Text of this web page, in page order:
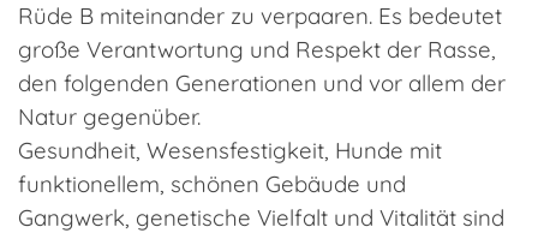
Rüde B miteinander zu verpaaren. Es bedeutet
große Verantwortung und Respekt der Rasse,
den folgenden Generationen und vor allem der
Natur gegenüber.
Gesundheit, Wesensfestigkeit, Hunde mit
funktionellem, schönen Gebäude und
Gangwerk, genetische Vielfalt und Vitalität sind